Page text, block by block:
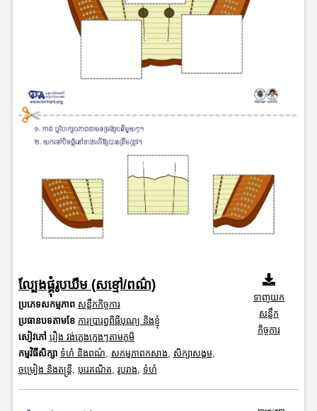
ល្បែងផ្គុំរូបឃឹម (សខ្មៅ/ពណ៌)
ប្រភេទសកម្មភាព សន្លឹកកិច្ចការ
ប្រធានបទតាមខែ ការប្រារព្ធពិធីបុណ្យ និងខ្ញុំ
សៀវភៅ រឿង វង់ភ្លេងក្មេងៗតាមភូមិ
កម្មវិធីសិក្សា ទំហំ និងពណ៌ សកម្មភាពកសាង សិក្សាសង្គម,
ចម្រៀង និងតន្ត្រី បុរេគណិត រូបរាង ទំហំ
ទាញយក
សន្លឹក
កិច្ចការ